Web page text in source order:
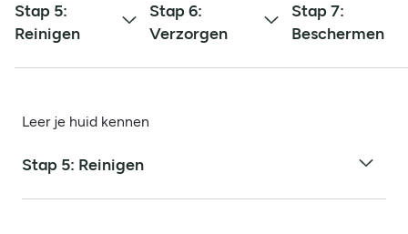
Stap 5:
Reinigen
Stap 6:
Verzorgen
Stap 7:
Beschermen
Leer je huid kennen
Stap 5: Reinigen